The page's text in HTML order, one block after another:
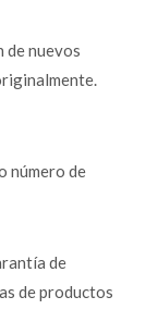
de nuevos
número de
de
de productos